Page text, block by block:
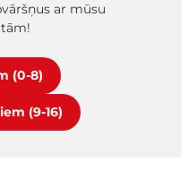
ar mūsu
(0-8)
(9-16)